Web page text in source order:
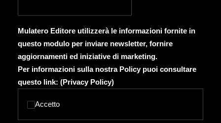
Mulatero Editore utilizzerà le informazioni fornite in
questo modulo per inviare newsletter, fornire
aggiornamenti ed iniziative di marketing.
Per informazioni sulla nostra Policy puoi consultare
questo link: (Privacy Policy)
Accetto